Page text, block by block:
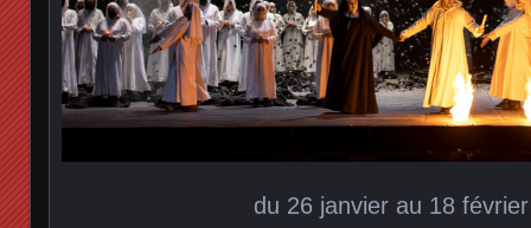
du 26 janvier au 18